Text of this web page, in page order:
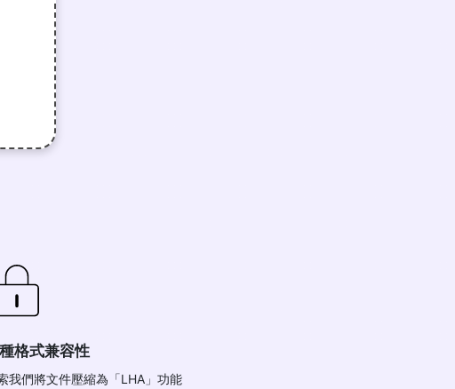
格式兼容性
我們將文件壓縮為「LHA」功能